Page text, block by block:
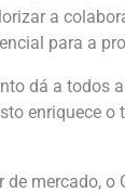
a
para a
dá a todos
enriquece
de mercado,